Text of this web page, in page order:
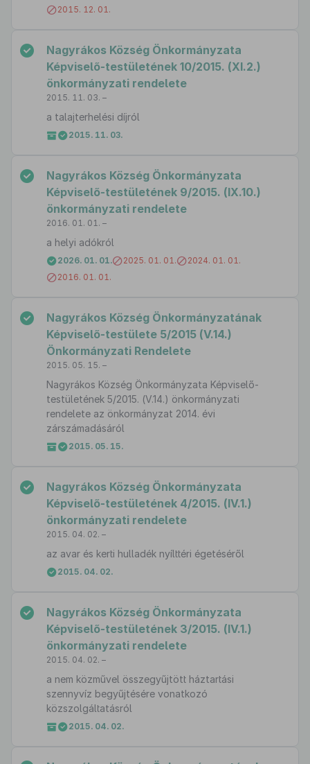
2015. 12. 01.
Nagyrákos Község Önkormányzata
Képviselő-testületének 10/2015. (XI.2.)
önkormányzati rendelete
2015. 11. 03. –
a talajterhelési díjról
2015. 11. 03.
Nagyrákos Község Önkormányzata
Képviselő-testületének 9/2015. (IX.10.)
önkormányzati rendelete
2016. 01. 01. –
a helyi adókról
2026. 01. 01. 2025. 01. 01.
2024. 01. 01.
2016. 01. 01.
Nagyrákos Község Önkormányzatának
Képviselő-testülete 5/2015 (V.14.)
Önkormányzati Rendelete
2015. 05. 15. –
Nagyrákos Község Önkormányzata Képviselő-
testületének 5/2015. (V.14.) önkormányzati
rendelete az önkormányzat 2014. évi
zárszámadásáról
2015. 05. 15.
Nagyrákos Község Önkormányzata
Képviselő-testületének 4/2015. (IV.1.)
önkormányzati rendelete
2015. 04. 02. –
az avar és kerti hulladék nyílttéri égetéséről
2015. 04. 02.
Nagyrákos Község Önkormányzata
Képviselő-testületének 3/2015. (IV.1.)
önkormányzati rendelete
2015. 04. 02. –
a nem közművel összegyűjtött háztartási
szennyvíz begyűjtésére vonatkozó
közszolgáltatásról
2015. 04. 02.